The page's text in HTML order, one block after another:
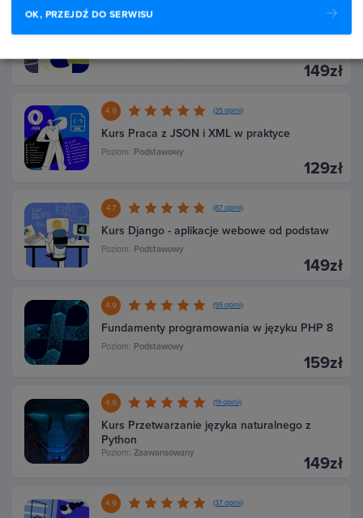
4.6
Kurs Jak zacząć karierę w Data Science
149zł
4.9 (35 opinii)
Kurs Praca z JSON i XML w praktyce
Poziom: Podstawowy
129zł
4.7 (87 opinii)
Kurs Django - aplikacje webowe od podstaw
Poziom: Podstawowy
149zł
4.9 (95 opinii)
Fundamenty programowania w języku PHP 8
Poziom: Podstawowy
159zł
4.9 (19 opinii)
Kurs Przetwarzanie języka naturalnego z
Python
Poziom: Zaawansowany
149zł
4.9 (37 opinii)
OK, PRZEJDŹ DO SERWISU